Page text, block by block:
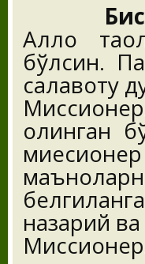
Аллоҳ
бўлсин.
салавоту
олинган
назарий